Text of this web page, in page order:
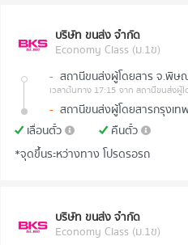
บริษัท ขนส่ง จำกัด
Economy Class (ม.1ข)
- สถานีขนส่งผู้โดยสาร จ.พิษ
เวลาต้นทาง 17:15 จาก สถานีขนส่งผู้โ
- สถานีขนส่งผู้โดยสารกรุงเ
เลื่อนตั๋ว
คืนตั๋ว
*จุดขึ้นระหว่างทาง โปรดรอรถ
บริษัท ขนส่ง จำกัด
Economy Class (ม.1ข)